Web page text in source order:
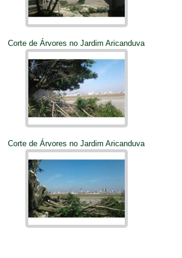
Corte de Árvores no Jardim Aricanduva
Corte de Árvores no Jardim Aricanduva